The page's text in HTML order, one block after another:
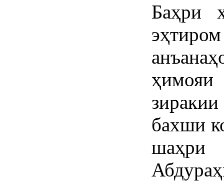
Баҳри
ҳимояи
бахши
шаҳри